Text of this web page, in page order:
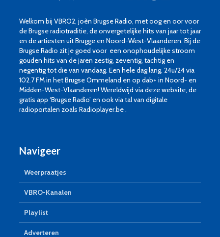
Welkom bij VBRO2, joèn Brugse Radio, met oog en oor voor
de Brugse radiotraditie, de onvergetelijke hits van jaar tot jaar
en de artiesten uit Brugge en Noord-West-Vlaanderen. Bij de
Brugse Radio zit je goed voor een onophoudelijke stroom
gouden hits van de jaren zestig, zeventig, tachtig en
negentig tot die van vandaag. Een hele dag lang, 24u/24 via
102.7 FM in het Brugse Ommeland en op dab+ in Noord- en
Midden-West-Vlaanderen! Wereldwijd via deze website, de
gratis app ‘Brugse Radio’ en ook via tal van digitale
radioportalen zoals Radioplayer.be .
Navigeer
Weerpraatjes
VBRO-Kanalen
Playlist
Adverteren